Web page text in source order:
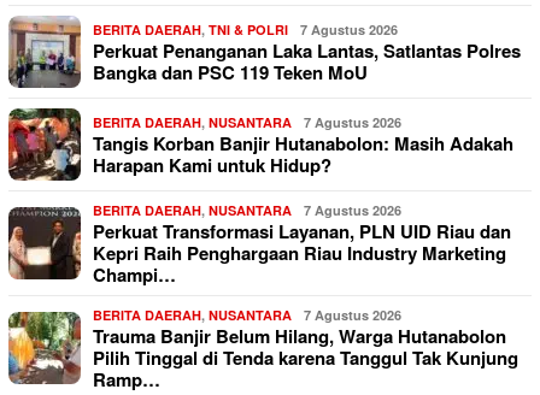
BERITA DAERAH, TNI & POLRI 7 Agustus 2026
Perkuat Penanganan Laka Lantas, Satlantas Polres
Bangka dan PSC 119 Teken MoU
BERITA DAERAH, NUSANTARA 7 Agustus 2026
Tangis Korban Banjir Hutanabolon: Masih Adakah
Harapan Kami untuk Hidup?
BERITA DAERAH, NUSANTARA 7 Agustus 2026
Perkuat Transformasi Layanan, PLN UID Riau dan
Kepri Raih Penghargaan Riau Industry Marketing
Champi…
BERITA DAERAH, NUSANTARA 7 Agustus 2026
Trauma Banjir Belum Hilang, Warga Hutanabolon
Pilih Tinggal di Tenda karena Tanggul Tak Kunjung
Ramp…